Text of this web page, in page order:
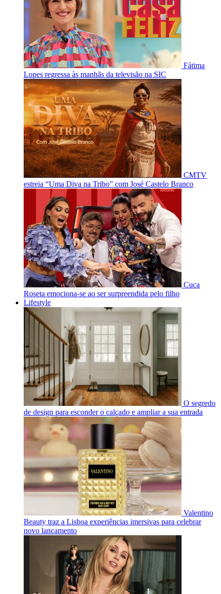
Fátima
Lopes regressa às manhãs da televisão na SIC
CMTV
estreia “Uma Diva na Tribo” com José Castelo Branco
Cuca
Roseta emociona-se ao ser surpreendida pelo filho
Lifestyle
O segredo
de design para esconder o calçado e ampliar a sua entrada
Valentino
Beauty traz a Lisboa experiências imersivas para celebrar
novo lançamento